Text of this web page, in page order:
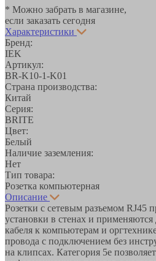
* Можно забрать в магазине,
если заказать сегодня
Характеристики
Бренд:
IEK
Артикул:
BR-K10-1-K01
Страна производства:
Китай
Серия:
BRITE
Цвет:
Белый
Наличие заземления:
Нет
Тип товара:
Розетка компьютерная
Описание
Розетки с сетевым разъемом RJ45
установки в стенах и
кабеля к компьютерам и
провода с подключением без
на клипсах. Категория 5е